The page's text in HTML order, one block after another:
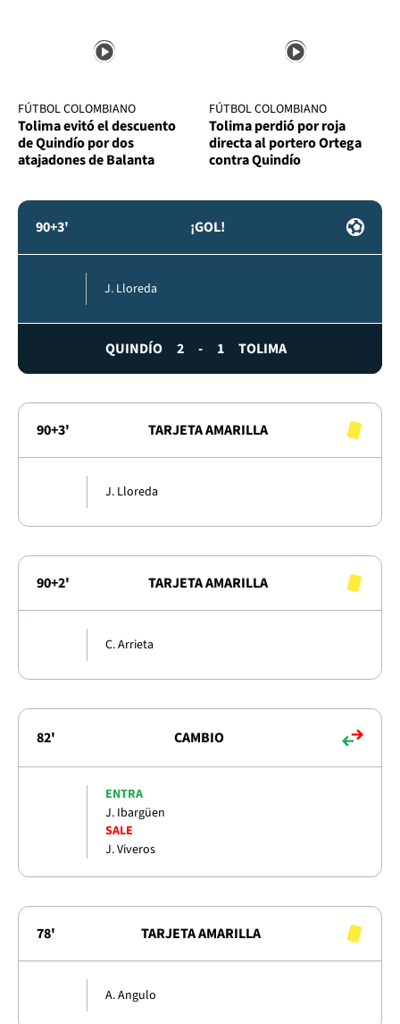
FÚTBOL COLOMBIANO
Tolima evitó el descuento
de Quindío por dos
atajadones de Balanta
FÚTBOL COLOMBIANO
Tolima perdió por roja
directa al portero Ortega
contra Quindío
90+3' ¡GOL!
J. Lloreda
QUINDÍO 2 - 1 TOLIMA
90+3' TARJETA AMARILLA
J. Lloreda
90+2' TARJETA AMARILLA
C. Arrieta
82' CAMBIO
ENTRA
J. Ibargüen
SALE
J. Viveros
78' TARJETA AMARILLA
A. Angulo